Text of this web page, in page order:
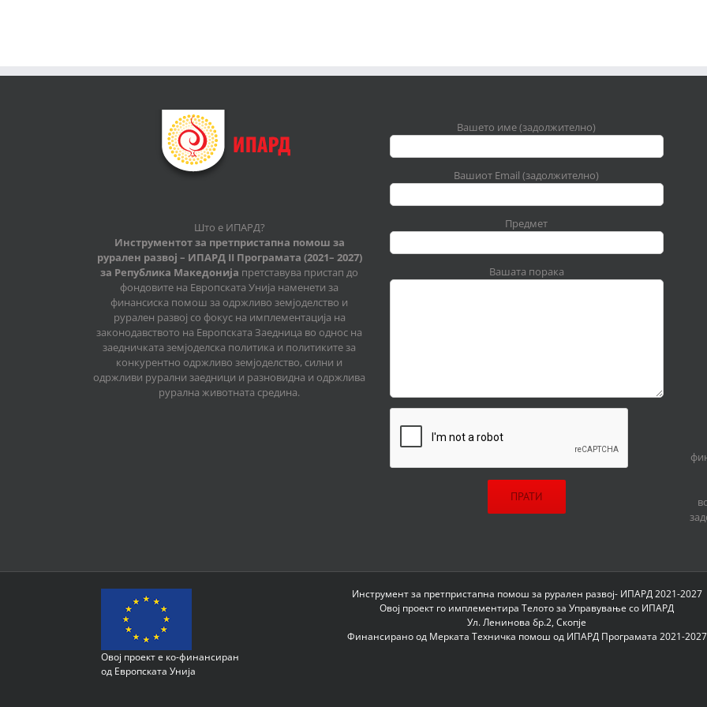
Што е ИПАРД?
Инструментот за претпристапна помош за
рурален развој – ИПАРД II Програмата (2021– 2027)
за Република Македонија претставува пристап до
фондовите на Европската Унија наменети за
финансиска помош за одржливо земјоделство и
рурален развој со фокус на имплементација на
законодавството на Европската Заедница во однос на
заедничката земјоделска политика и политиките за
конкурентно одржливо земјоделство, силни и
одржливи рурални заедници и разновидна и одржлива
рурална животната средина.
Вашето име (задолжително)
Вашиот Email (задолжително)
Предмет
Вашата порака
Овој проект е ко-финансиран
од Европската Унија
Инструмент за претпристапна помош за рурален развој- ИПАРД 2021-2027
Овој проект го имплементира Телото за Управување со ИПАРД
Ул. Ленинова бр.2, Скопје
Финансирано од Мерката Техничка помош од ИПАРД Програмата 2021-2027